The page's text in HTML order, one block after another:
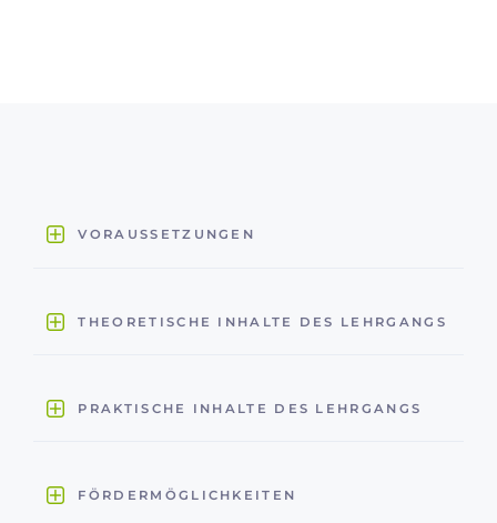
VORAUSSETZUNGEN
THEORETISCHE INHALTE DES LEHRGANGS
PRAKTISCHE INHALTE DES LEHRGANGS
FÖRDERMÖGLICHKEITEN